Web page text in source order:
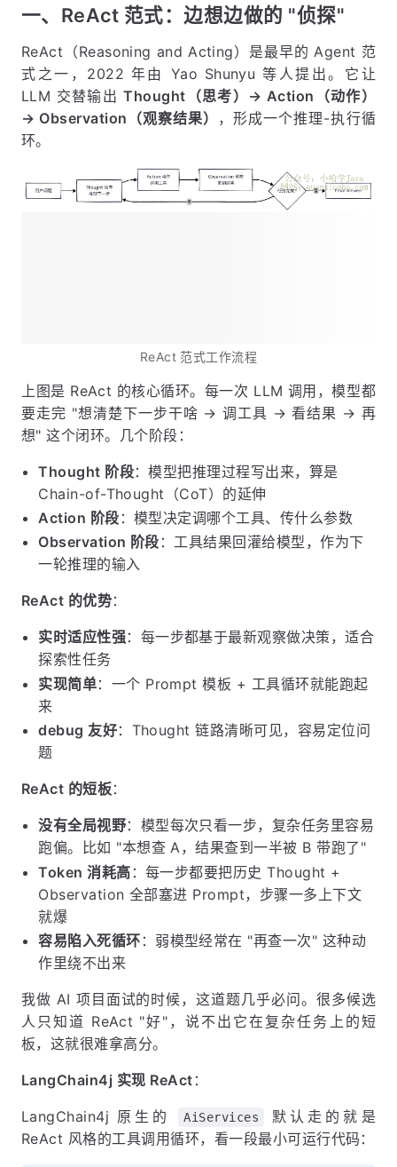
一、ReAct 范式：边想边做的 "侦探"
ReAct（Reasoning and Acting）是最早的 Agent 范
式之一，2022 年由 Yao Shunyu 等人提出。它让
LLM 交替输出Thought（思考）→ Action（动作）
→ Observation（观察结果） ，形成一个推理-执行循
环。
ReAct 范式工作流程
上图是 ReAct 的核心循环。每一次 LLM 调用，模型都
要走完 "想清楚下一步干啥 → 调工具 → 看结果 → 再
想" 这个闭环。几个阶段：
Thought 阶段：模型把推理过程写出来，算是
Chain-of-Thought（CoT）的延伸
Action 阶段 ：模型决定调哪个工具、传什么参数
Observation 阶段 ：工具结果回灌给模型，作为下
一轮推理的输入
ReAct 的优势：
实时适应性强：每一步都基于最新观察做决策，适合
探索性任务
实现简单：一个 Prompt 模板 + 工具循环就能跑起
来
debug 友好：Thought 链路清晰可见，容易定位问
题
ReAct 的短板：
没有全局视野：模型每次只看一步，复杂任务里容易
跑偏。比如 "本想查 A，结果查到一半被 B 带跑了"
Token 消耗高 ：每一步都要把历史 Thought +
Observation 全部塞进 Prompt，步骤一多上下文
就爆
容易陷入死循环 ：弱模型经常在 "再查一次" 这种动
作里绕不出来
我做 AI 项目面试的时候，这道题几乎必问。很多候选
人只知道 ReAct "好"，说不出它在复杂任务上的短
板，这就很难拿高分。
LangChain4j 实现 ReAct ：
LangChain4j 原生的 AiServices
默认走的就是
ReAct 风格的工具调用循环，看一段最小可运行代码：